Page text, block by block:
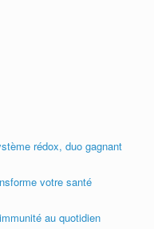
rédox, duo gagnant
votre santé
au quotidien